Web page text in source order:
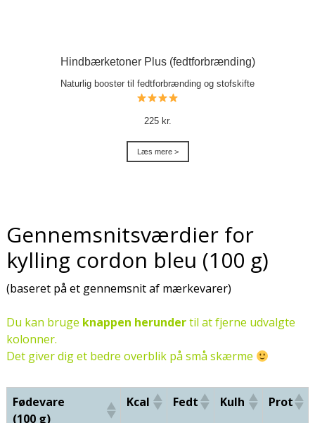
Hindbærketoner Plus (fedtforbrænding)
Naturlig booster til fedtforbrænding og stofskifte
225 kr.
Læs mere >
Gennemsnitsværdier for
kylling cordon bleu (100 g)
(baseret på et gennemsnit af mærkevarer)
Du kan bruge knappen herundertil at fjerne udvalgte
kolonner.
Det giver dig et bedre overblik på små skærme
Fødevare
(100 g)
Kcal Fedt Kulh Prot